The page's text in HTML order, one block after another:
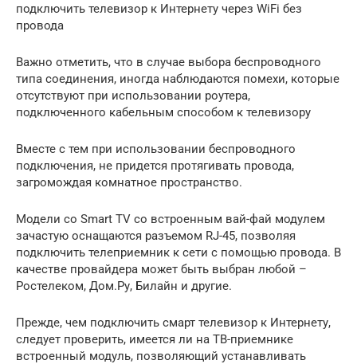
подключить телевизор к Интернету через WiFi без
провода
Важно отметить, что в случае выбора беспроводного
типа соединения, иногда наблюдаются помехи, которые
отсутствуют при использовании роутера,
подключенного кабельным способом к телевизору
Вместе с тем при использовании беспроводного
подключения, не придется протягивать провода,
загромождая комнатное пространство.
Модели со Smart TV со встроенным вай-фай модулем
зачастую оснащаются разъемом RJ-45, позволяя
подключить телеприемник к сети с помощью провода. В
качестве провайдера может быть выбран любой –
Ростелеком, Дом.Ру, Билайн и другие.
Прежде, чем подключить смарт телевизор к Интернету,
следует проверить, имеется ли на ТВ-приемнике
встроенный модуль, позволяющий устанавливать